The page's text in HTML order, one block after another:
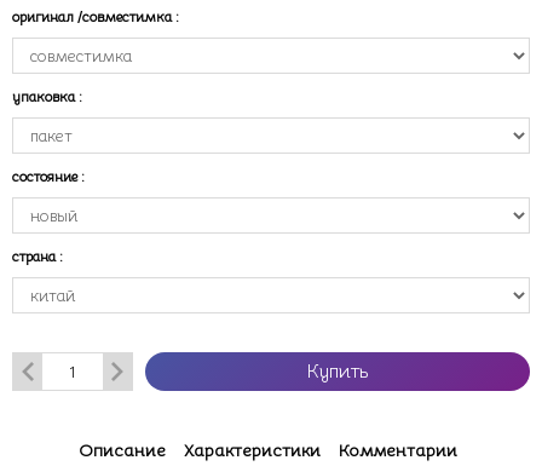
оригинал /совместимка :
упаковка :
состояние :
страна :
Купить
Описание Характеристики Комментарии